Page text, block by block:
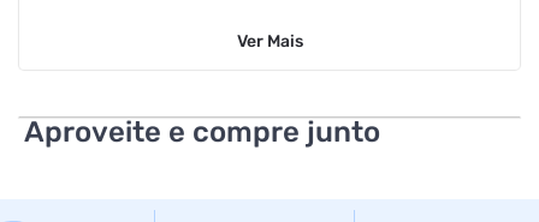
Ver Mais
Aproveite e compre junto